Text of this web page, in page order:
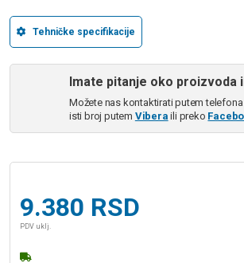
Tehničke specifikacije
Imate pitanje oko proizvoda
Možete nas kontaktirati putem telefona
isti broj putem Vibera ili preko
9.380 RSD
PDV uklj.